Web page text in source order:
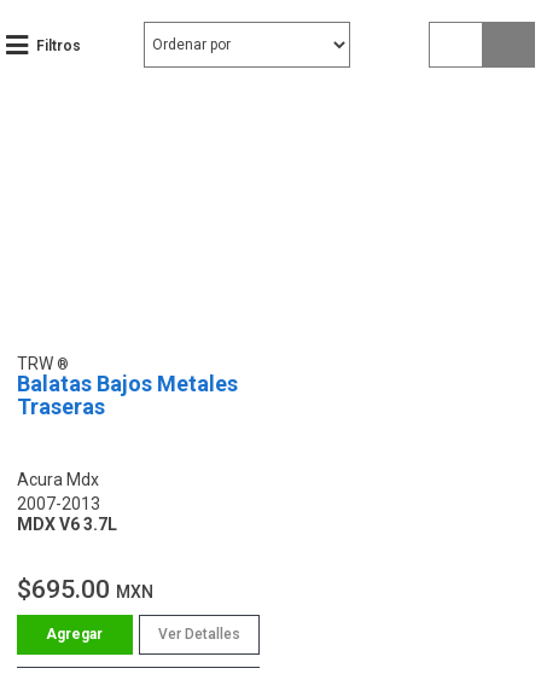
Filtros
TRW
Balatas Bajos Metales
Traseras
Acura Mdx
2007-2013
MDX V6 3.7L
$695.00 MXN
Ver Detalles